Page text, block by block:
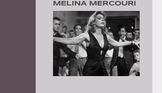
MELINA MERCOURI